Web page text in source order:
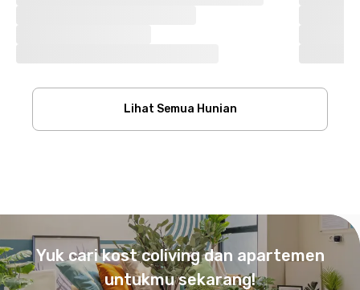
Lihat Semua Hunian
Yuk cari kost coliving dan apartemen
untukmu sekarang!